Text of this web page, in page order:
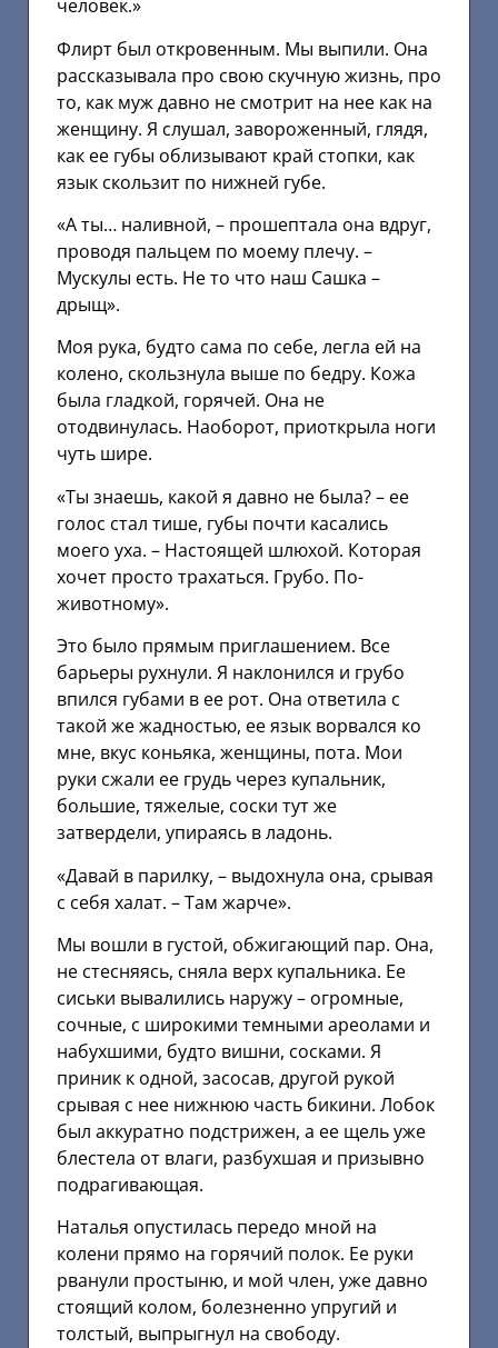
человек.»
Флирт был откровенным. Мы выпили. Она
рассказывала про свою скучную жизнь, про
то, как муж давно не смотрит на нее как на
женщину. Я слушал, завороженный, глядя,
как ее губы облизывают край стопки, как
язык скользит по нижней губе.
«А ты… наливной, – прошептала она вдруг,
проводя пальцем по моему плечу. –
Мускулы есть. Не то что наш Сашка –
дрыщ».
Моя рука, будто сама по себе, легла ей на
колено, скользнула выше по бедру. Кожа
была гладкой, горячей. Она не
отодвинулась. Наоборот, приоткрыла ноги
чуть шире.
«Ты знаешь, какой я давно не была? – ее
голос стал тише, губы почти касались
моего уха. – Настоящей шлюхой. Которая
хочет просто трахаться. Грубо. По-
животному».
Это было прямым приглашением. Все
барьеры рухнули. Я наклонился и грубо
впился губами в ее рот. Она ответила с
такой же жадностью, ее язык ворвался ко
мне, вкус коньяка, женщины, пота. Мои
руки сжали ее грудь через купальник,
большие, тяжелые, соски тут же
затвердели, упираясь в ладонь.
«Давай в парилку, – выдохнула она, срывая
с себя халат. – Там жарче».
Мы вошли в густой, обжигающий пар. Она,
не стесняясь, сняла верх купальника. Ее
сиськи вывалились наружу – огромные,
сочные, с широкими темными ареолами и
набухшими, будто вишни, сосками. Я
приник к одной, засосав, другой рукой
срывая с нее нижнюю часть бикини. Лобок
был аккуратно подстрижен, а ее щель уже
блестела от влаги, разбухшая и призывно
подрагивающая.
Наталья опустилась передо мной на
колени прямо на горячий полок. Ее руки
рванули простыню, и мой член, уже давно
стоящий колом, болезненно упругий и
толстый, выпрыгнул на свободу.